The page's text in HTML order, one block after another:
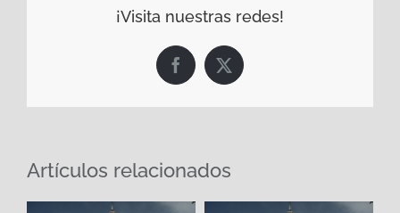
¡Visita nuestras redes!
Facebook
X
Artículos relacionados